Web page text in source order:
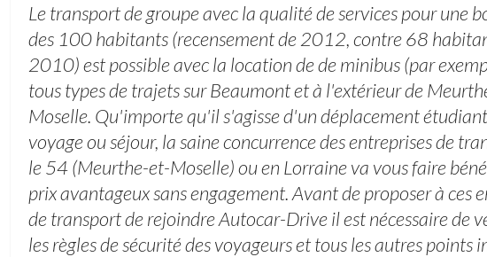
Le transport de groupe avec la qualité de services pour une
des 100 habitants (recensement de 2012, contre 68
2010) est possible avec la location de de minibus (par
tous types de trajets sur Beaumont et à l'extérieur de
Moselle. Qu'importe qu'il s'agisse d'un déplacement
voyage ou séjour, la saine concurrence des entreprises de
le 54 (Meurthe-et-Moselle) ou en Lorraine va vous faire
prix avantageux sans engagement. Avant de proposer à ces
de transport de rejoindre Autocar-Drive il est nécessaire de
les règles de sécurité des voyageurs et tous les autres points